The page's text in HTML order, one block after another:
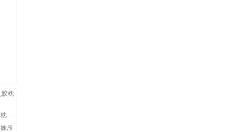
2026新款卡通儿童三层纱提花枕套全棉乳胶枕头套 福多多
姝辰